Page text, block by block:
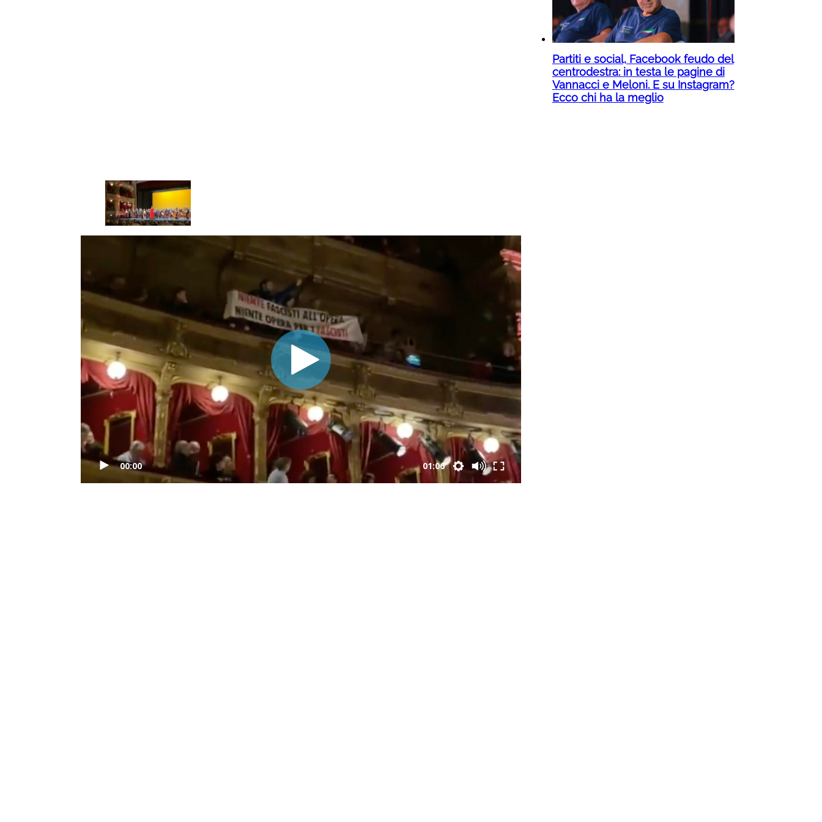
00:00 01:06
Partiti e social, Facebook feudo del
centrodestra: in testa le pagine di
Vannacci e Meloni. E su Instagram?
Ecco chi ha la meglio